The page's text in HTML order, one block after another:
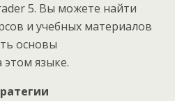
5. Вы можете найти
и учебных материалов
основы
языке.